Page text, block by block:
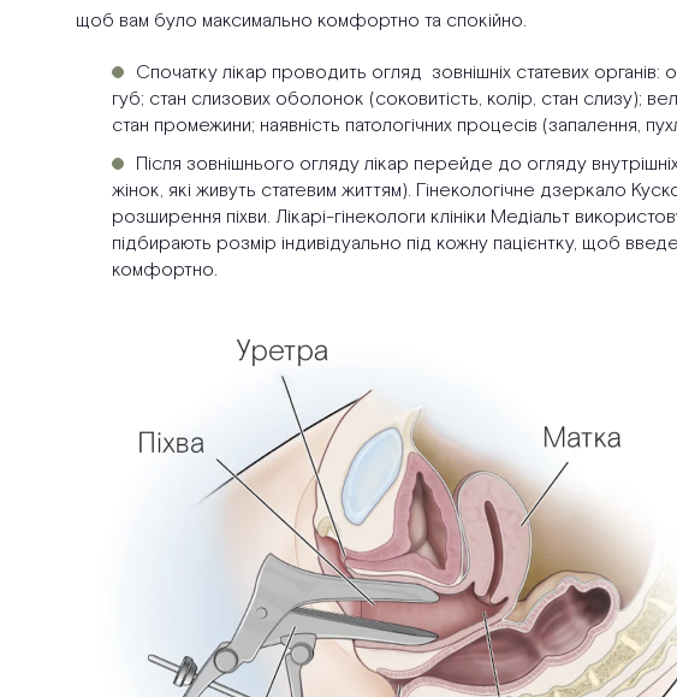
щоб вам було максимально комфортно та спокійно.
Спочатку лікар проводить огляд зовнішніх статевих органів:
губ; стан слизових оболонок (соковитість, колір, стан слизу);
стан промежини; наявність патологічних процесів (запалення,
Після зовнішнього огляду лікар перейде до огляду
жінок, які живуть статевим життям). Гінекологічне дзеркало
розширення піхви. Лікарі-гінекологи клініки Медіальт
підбирають розмір індивідуально під кожну пацієнтку, щоб
комфортно.